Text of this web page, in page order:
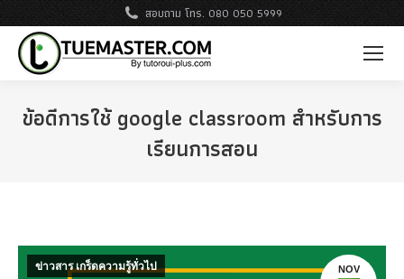
สอบถาม โทร. 080 050 5999
ข้อดีการใช้ google classroom สําหรับการ
เรียนการสอน
NOV
ข่าวสาร เกร็ดความรู้ทั่วไป